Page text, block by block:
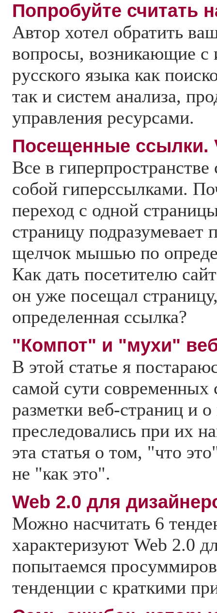
Попробуйте считать
Автор хотел обратить
вопросы, возникающие с
русского языка как
так и систем анализа,
управления ресурсами.
Посещенные ссылки.
Все в
собой гиперссылками.
переход с одной
страницу подразумевает
щелчок мышью по
Как дать посетителю
он уже посещал
определенная ссылка?
"Компот" и "мухи"
В этой статье я
самой сути современных
разметки веб-страниц и
преследовались при их
эта статья о том, "что
не "как это".
Web 2.0 для
Можно насчитать 6
характеризуют Web 2.0
попытаемся
тенденции с краткими